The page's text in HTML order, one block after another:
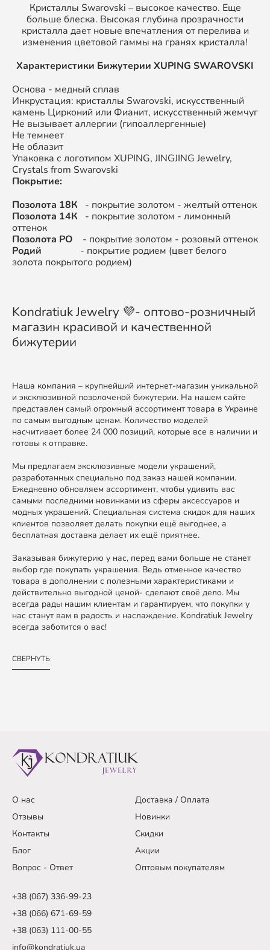
Кристаллы Swarovski – высокое качество. Еще
больше блеска. Высокая глубина прозрачности
кристалла дает новые впечатления от перелива и
изменения цветовой гаммы на гранях кристалла!
Характеристики Бижутерии XUPING SWAROVSKI
Основа - медный сплав
Инкрустация: кристаллы Swarovski, искусственный
камень Цирконий или Фианит, искусственный жемчуг
Не вызывает аллергии (гипоаллергенные)
Не темнеет
Не облазит
Упаковка с логотипом XUPING, JINGJING Jewelry,
Crystals from Swarovski
Покрытие:
Позолота 18К - покрытие золотом - желтый оттенок
Позолота 14К - покрытие золотом - лимонный
оттенок
Позолота РО
- покрытие золотом - розовый оттенок
Родий - покрытие родием (цвет белого
золота покрытого родием)
Kondratiuk Jewelry 💜- оптово-розничный
магазин красивой и качественной
бижутерии
Наша компания – крупнейший интернет-магазин уникальной
и эксклюзивной позолоченой бижутерии. На нашем сайте
представлен самый огромный ассортимент товара в Украине
по самым выгодным ценам. Количество моделей
насчитивает более 24 000 позиций, которые все в наличии и
готовы к отправке.
Мы предлагаем эксклюзивные модели украшений,
разработанных специально под заказ нашей компании.
Ежедневно обновляем ассортимент, чтобы удивить вас
самыми последними новинками из сферы аксессуаров и
модных украшений. Специальная система скидок для наших
клиентов позволяет делать покупки ещё выгоднее, а
бесплатная доставка делает их ещё приятнее.
Заказывая бижутерию у нас, перед вами больше не станет
выбор где покупать украшения. Ведь отменное качество
товара в дополнении с полезными характеристиками и
действительно выгодной ценой- сделают своё дело. Мы
всегда рады нашим клиентам и гарантируем, что покупки у
нас станут вам в радость и наслаждение. Kondratiuk Jewelry
всегда заботится о вас!
СВЕРНУТЬ
О нас
Доставка / Оплата
Отзывы
Новинки
Контакты
Скидки
Блог
Акции
Вопрос - Ответ
Оптовым покупателям
+38 (067) 336-99-23
+38 (066) 671-69-59
+38 (063) 111-00-55
info@kondratiuk.ua